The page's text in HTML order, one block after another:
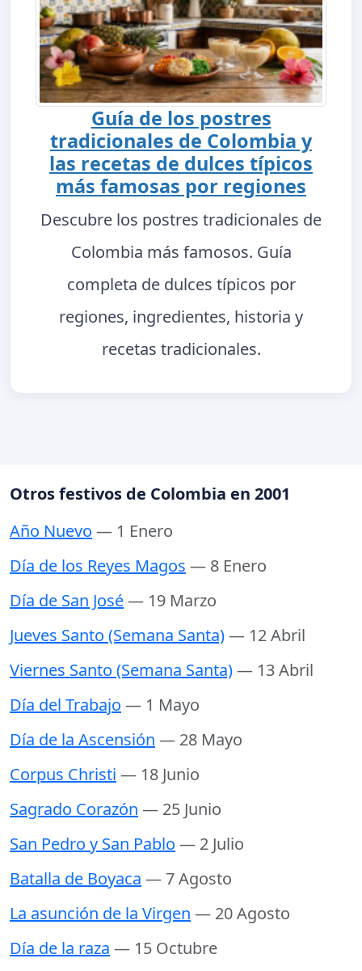
Guía de los postres
tradicionales de Colombia y
las recetas de dulces típicos
más famosas por regiones
Descubre los postres tradicionales de
Colombia más famosos. Guía
completa de dulces típicos por
regiones, ingredientes, historia y
recetas tradicionales.
Otros festivos de Colombia en 2001
Año Nuevo — 1 Enero
Día de los Reyes Magos — 8 Enero
Día de San José— 19 Marzo
Jueves Santo (Semana Santa)— 12 Abril
Viernes Santo (Semana Santa)— 13 Abril
Día del Trabajo — 1 Mayo
Día de la Ascensión — 28 Mayo
Corpus Christi — 18 Junio
Sagrado Corazón — 25 Junio
San Pedro y San Pablo — 2 Julio
Batalla de Boyaca — 7 Agosto
La asunción de la Virgen — 20 Agosto
Día de la raza — 15 Octubre